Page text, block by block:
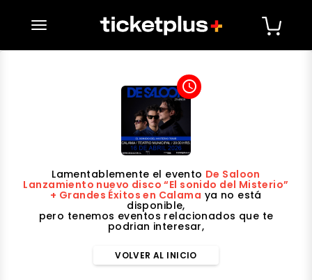
desplegar navegación
access_time
Lamentablemente el evento De Saloon
Lanzamiento nuevo disco “El sonido del Misterio”
+ Grandes Éxitos en Calama ya no está
disponible,
pero tenemos eventos relacionados que te
podrian interesar,
VOLVER AL INICIO